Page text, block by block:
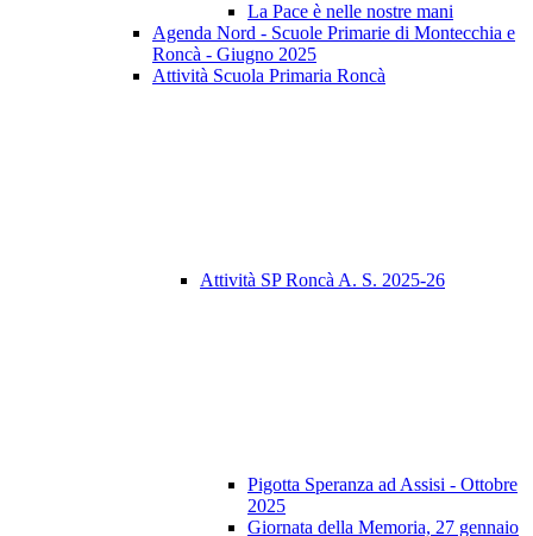
La Pace è nelle nostre mani
Agenda Nord - Scuole Primarie di Montecchia e
Roncà - Giugno 2025
Attività Scuola Primaria Roncà
Attività SP Roncà A. S. 2025-26
Pigotta Speranza ad Assisi - Ottobre
2025
Giornata della Memoria, 27 gennaio